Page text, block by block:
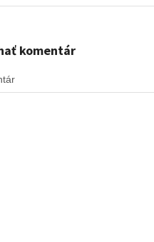
komentár